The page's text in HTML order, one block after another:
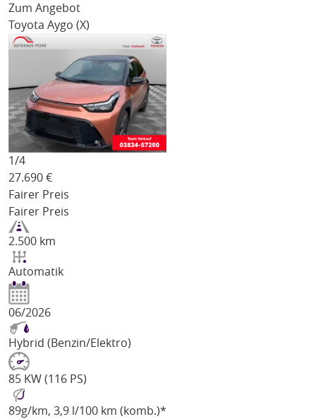
Zum Angebot
Toyota Aygo (X)
1/4
27.690 €
Fairer Preis
Fairer Preis
2.500 km
Automatik
06/2026
Hybrid (Benzin/Elektro)
85 KW (116 PS)
89g/km, 3,9 l/100 km (komb.)*